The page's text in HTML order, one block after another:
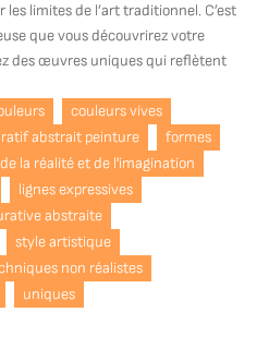
les limites de l’art traditionnel. C’est
que vous découvrirez votre
des œuvres uniques qui reflètent
couleurs vives
abstrait peinture
formes
la réalité et de l'imagination
lignes expressives
abstraite
style artistique
non réalistes
uniques